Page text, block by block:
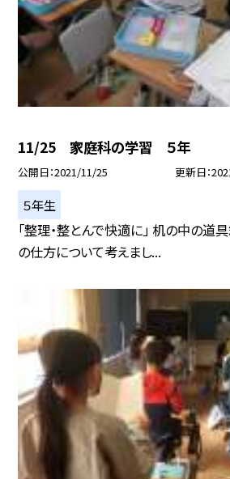
11/25 家庭科の学習 ５年
公開日 2021/11/25 更新日
５年生
「整理・整とんで快適に」 机の中の道
の仕方について考えまし...